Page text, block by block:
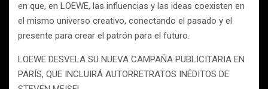
en que, en LOEWE, las influencias y las ideas coexisten en
el mismo universo creativo, conectando el pasado y el
presente para crear el patrón para el futuro.
LOEWE DESVELA SU NUEVA CAMPAÑA PUBLICITARIA EN
PARÍS, QUE INCLUIRÁ AUTORRETRATOS INÉDITOS DE